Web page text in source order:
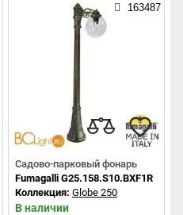
163487
Садово-парковый фонарь
Fumagalli G25.158.S10.BXF1R
Коллекция: Globe 250
В наличии